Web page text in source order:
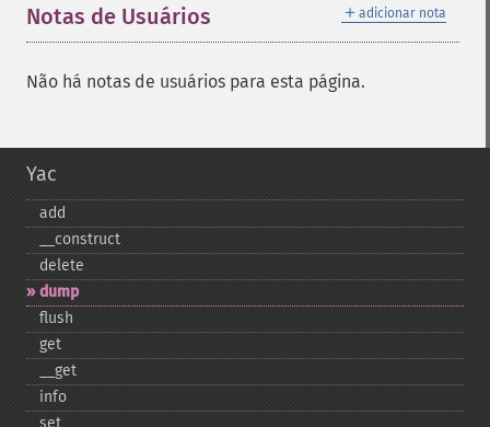
＋ adicionar nota
Notas de Usuários
Não há notas de usuários para esta página.
Yac
add
_​_​construct
delete
dump
flush
get
_​_​get
info
set